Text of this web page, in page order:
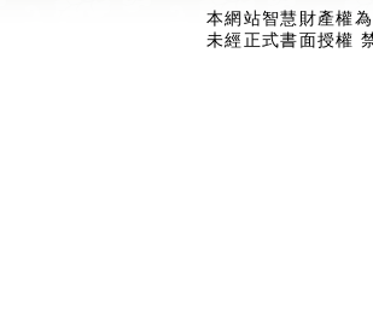
本網站智慧財產權
未經正式書面授權